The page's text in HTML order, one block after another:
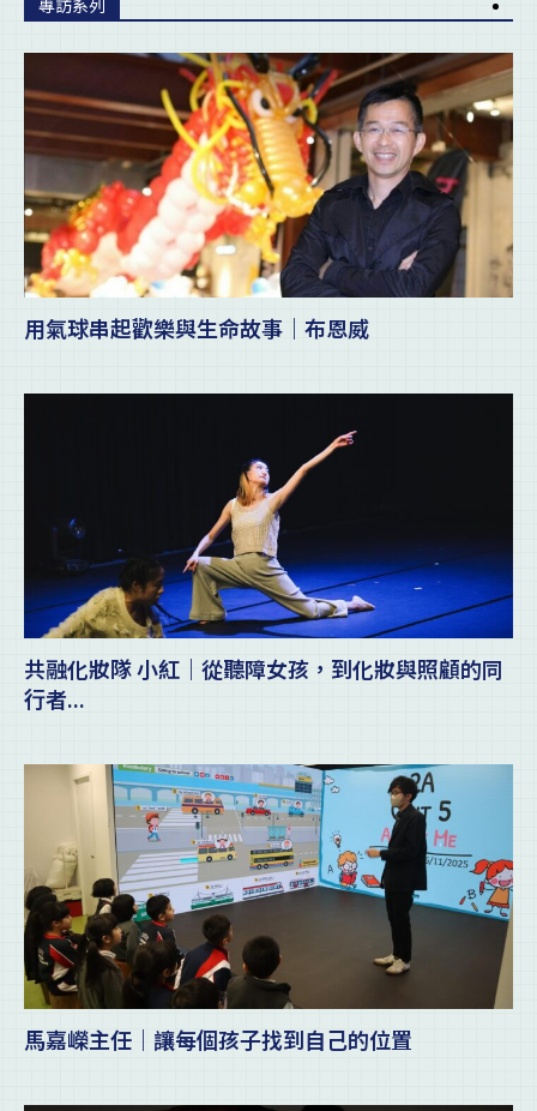
用氣球串起歡樂與生命故事｜布恩威
共融化妝隊 小紅｜從聽障女孩，到化妝與照顧的同
行者...
馬嘉嶸主任｜讓每個孩子找到自己的位置